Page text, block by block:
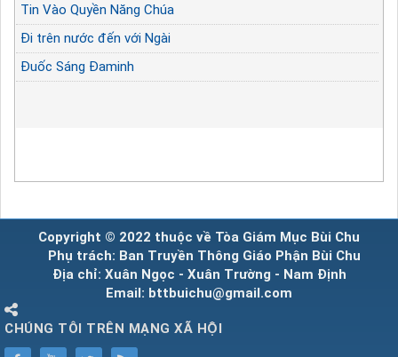
Tin Vào Quyền Năng Chúa
Đi trên nước đến với Ngài
Đuốc Sáng Đaminh
Copyright © 2022 thuộc về Tòa Giám Mục Bùi Chu
Phụ trách: Ban Truyền Thông Giáo Phận Bùi Chu
Địa chỉ: Xuân Ngọc - Xuân Trường - Nam Định
Email: bttbuichu@gmail.com
CHÚNG TÔI TRÊN MẠNG XÃ HỘI